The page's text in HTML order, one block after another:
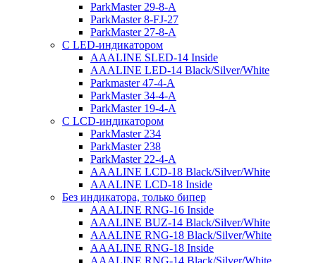
ParkMaster 29-8-A
ParkMaster 8-FJ-27
ParkMaster 27-8-A
С LED-индикатором
AAALINE SLED-14 Inside
AAALINE LED-14 Black/Silver/White
Parkmaster 47-4-A
ParkMaster 34-4-A
ParkMaster 19-4-A
С LCD-индикатором
ParkMaster 234
ParkMaster 238
ParkMaster 22-4-A
AAALINE LCD-18 Black/Silver/White
AAALINE LCD-18 Inside
Без индикатора, только бипер
AAALINE RNG-16 Inside
AAALINE BUZ-14 Black/Silver/White
AAALINE RNG-18 Black/Silver/White
AAALINE RNG-18 Inside
AAALINE RNG-14 Black/Silver/White